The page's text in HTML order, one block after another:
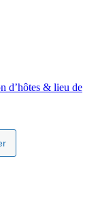
d’hôtes & lieu de